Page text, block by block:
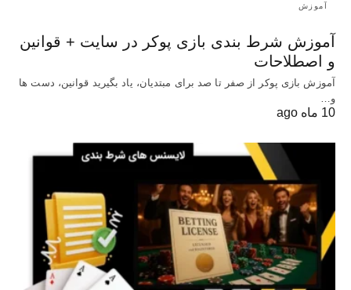
آموزش
آموزش شرط بندی بازی پوکر در سایت + قوانین
و اصطلاحات
آموزش بازی پوکر از صفر تا صد برای مبتدیان، یاد بگیرید قوانین، دست‌ ها
و…
10 ماه ago